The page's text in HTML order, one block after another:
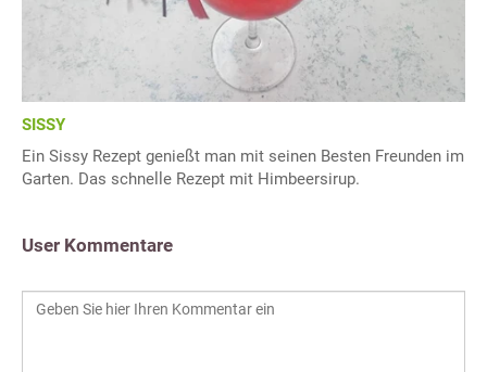
SISSY
Ein Sissy Rezept genießt man mit seinen Besten Freunden im
Garten. Das schnelle Rezept mit Himbeersirup.
User Kommentare